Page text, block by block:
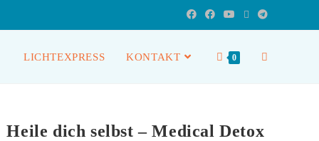
LICHTEXPRESS KONTAKT 0
Heile dich selbst – Medical Detox